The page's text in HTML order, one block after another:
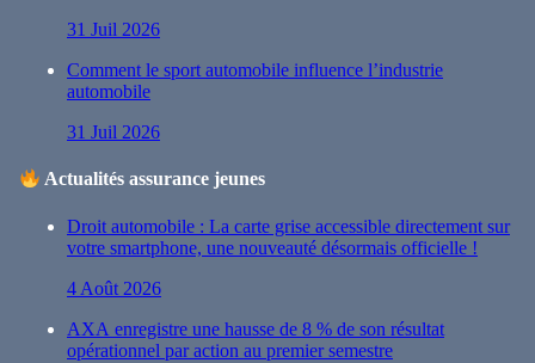
31 Juil 2026
Comment le sport automobile influence l’industrie
automobile
31 Juil 2026
Actualités assurance jeunes
Droit automobile : La carte grise accessible directement sur
votre smartphone, une nouveauté désormais officielle !
4 Août 2026
AXA enregistre une hausse de 8 % de son résultat
opérationnel par action au premier semestre